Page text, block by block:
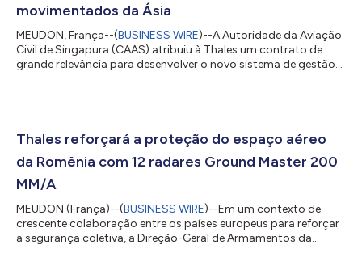
movimentados da Ásia
MEUDON, França--(BUSINESS WIRE)--A Autoridade da Aviação
Civil de Singapura (CAAS) atribuiu à Thales um contrato de
grande relevância para desenvolver o novo sistema de gestão
para um ecossistema de aviação mais eficiente, seguro e
LORADS III pela solução TopSky – ATC One da Thales. O projeto
abrange também a transferência...
Thales reforçará a proteção do espaço aéreo
da Romênia com 12 radares Ground Master 200
MM/A
MEUDON (França)--(BUSINESS WIRE)--Em um contexto de
crescente colaboração entre os países europeus para reforçar
a segurança coletiva, a Direção-Geral de Armamentos da